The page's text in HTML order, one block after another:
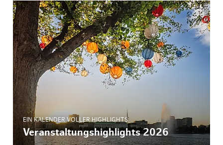
© Isabel
EIN KALENDER VOLLER HIGHLIGHTS
Veranstaltungshighlights 2026